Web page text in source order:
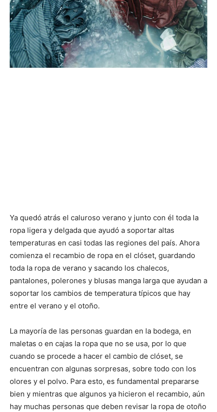
Ya quedó atrás el caluroso verano y junto con él toda la
ropa ligera y delgada que ayudó a soportar altas
temperaturas en casi todas las regiones del país. Ahora
comienza el recambio de ropa en el clóset, guardando
toda la ropa de verano y sacando los chalecos,
pantalones, polerones y blusas manga larga que ayudan a
soportar los cambios de temperatura típicos que hay
entre el verano y el otoño.
La mayoría de las personas guardan en la bodega, en
maletas o en cajas la ropa que no se usa, por lo que
cuando se procede a hacer el cambio de clóset, se
encuentran con algunas sorpresas, sobre todo con los
olores y el polvo. Para esto, es fundamental prepararse
bien y mientras que algunos ya hicieron el recambio, aún
hay muchas personas que deben revisar la ropa de otoño